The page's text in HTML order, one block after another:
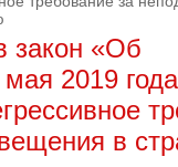
закон «Об
2019
в